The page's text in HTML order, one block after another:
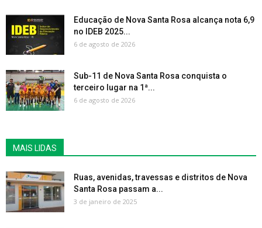
Educação de Nova Santa Rosa alcança nota 6,9
no IDEB 2025...
6 de agosto de 2026
Sub-11 de Nova Santa Rosa conquista o
terceiro lugar na 1ª...
6 de agosto de 2026
MAIS LIDAS
Ruas, avenidas, travessas e distritos de Nova
Santa Rosa passam a...
3 de janeiro de 2025